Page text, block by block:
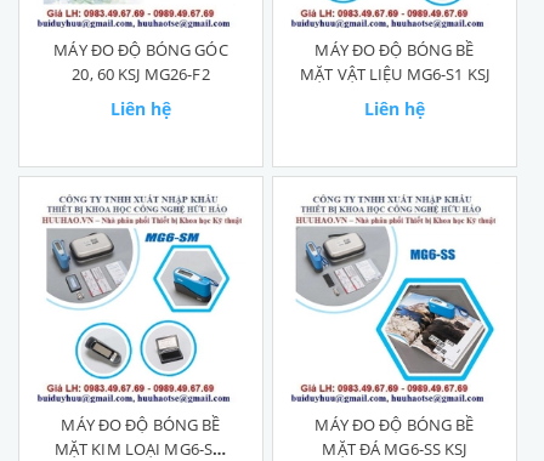
MÁY ĐO ĐỘ BÓNG GÓC
20, 60 KSJ MG26-F2
Liên hệ
MÁY ĐO ĐỘ BÓNG BỀ
MẶT VẬT LIỆU MG6-S1 KSJ
Liên hệ
MÁY ĐO ĐỘ BÓNG BỀ
MẶT KIM LOẠI MG6-SM
MÁY ĐO ĐỘ BÓNG BỀ
MẶT ĐÁ MG6-SS KSJ